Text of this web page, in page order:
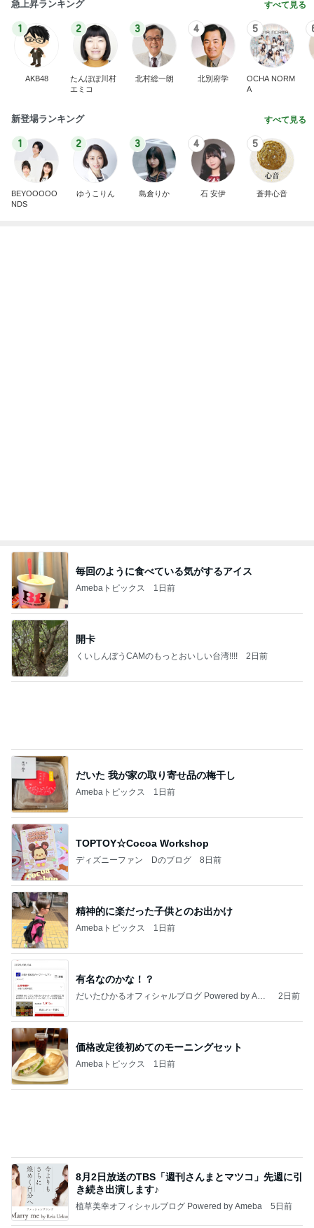
急上昇ランキング すべて見る
1
AKB48
2
たんぽぽ川村
エミコ
3
北村総一朗
4
北別府学
5
OCHA NORM
A
新登場ランキング すべて見る
1
BEYOOOOO
NDS
2
ゆうこりん
3
島倉りか
4
石 安伊
5
蒼井心音
毎回のように食べている気がするアイス
Amebaトピックス 1日前
開卡
くいしんぼうCAMのもっとおいしい台湾!!!! 2日前
だいた 我が家の取り寄せ品の梅干し
Amebaトピックス 1日前
TOPTOY☆Cocoa Workshop
ディズニーファン Dのブログ 8日前
精神的に楽だった子供とのお出かけ
Amebaトピックス 1日前
有名なのかな！？
だいたひかるオフィシャルブログ Powered by Ame
2日前
価格改定後初めてのモーニングセット
Amebaトピックス 1日前
8月2日放送のTBS「週刊さんまとマツコ」先週に引
き続き出演します♪
植草美幸オフィシャルブログ Powered by Ameba 5日前